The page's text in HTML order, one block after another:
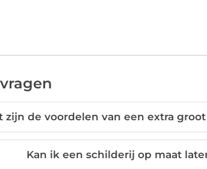
zijn de voordelen van een extra
Kan ik een schilderij op maat